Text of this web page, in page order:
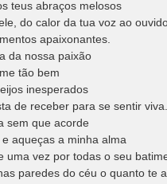
teus abraços melosos
do calor da tua voz ao
apaixonantes.
da nossa paixão
tão bem
inesperados
de receber para se sentir viva.
sem que acorde
aqueças a minha alma
uma vez por todas o seu
paredes do céu o quanto te